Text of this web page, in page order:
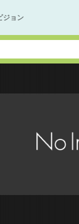
ジョン